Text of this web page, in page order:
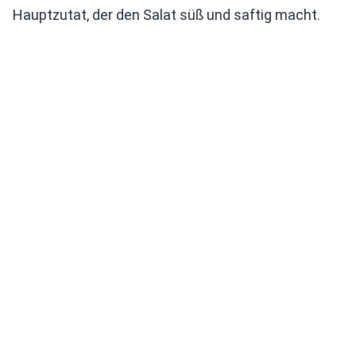
Hauptzutat, der den Salat süß und saftig macht.